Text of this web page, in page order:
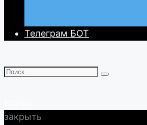
Телеграм БОТ
закрыть